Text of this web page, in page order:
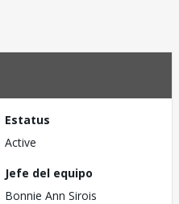
Estatus
Active
Jefe del equipo
Bonnie Ann Sirois